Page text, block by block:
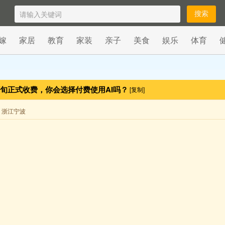
家居 教育 家装 亲子 美食 娱乐 体育
正式收费，你会选择付费使用AI吗？[复制]
江宁波